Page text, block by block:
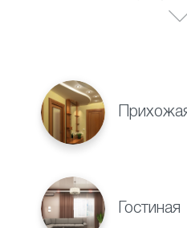
выравнивания
прекрасно
Гостиная